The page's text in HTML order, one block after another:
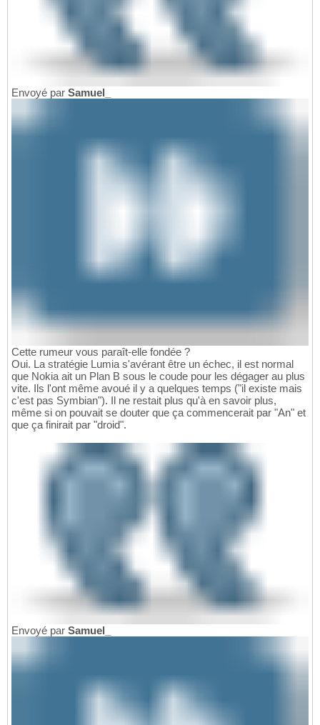
Envoyé par Samuel_
Cette rumeur vous paraît-elle fondée ?
Oui. La stratégie Lumia s'avérant être un échec, il est normal
que Nokia ait un Plan B sous le coude pour les dégager au plus
vite. Ils l'ont même avoué il y a quelques temps ("il existe mais
c'est pas Symbian"). Il ne restait plus qu'à en savoir plus,
même si on pouvait se douter que ça commencerait par "An" et
que ça finirait par "droid".
Envoyé par Samuel_